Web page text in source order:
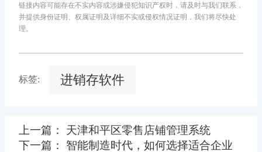
链接内容可能存在不实内容或涉嫌侵犯知识产权时，请及时与我们联系，
并提供身份证明、权属证明及详细不实或侵权情况证明，我们将尽快处
理。
标签: 进销存软件
上一篇： 天津和平区零售店铺管理系统
下一篇： 智能制造时代，如何选择适合企业